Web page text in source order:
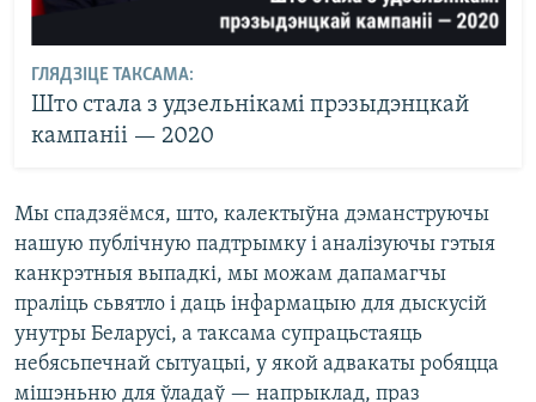
ГЛЯДЗІЦЕ ТАКСАМА:
Што стала з удзельнікамі прэзыдэнцкай
кампаніі — 2020
Мы спадзяёмся, што, калектыўна дэманструючы
нашую публічную падтрымку і аналізуючы гэтыя
канкрэтныя выпадкі, мы можам дапамагчы
праліць сьвятло і даць інфармацыю для дыскусій
унутры Беларусі, а таксама супрацьстаяць
небясьпечнай сытуацыі, у якой адвакаты робяцца
мішэньню для ўладаў — напрыклад, праз